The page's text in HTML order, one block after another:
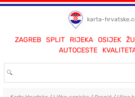
karta-
ZAGREB SPLIT RIJEKA OSIJEK
AUTOCESTE